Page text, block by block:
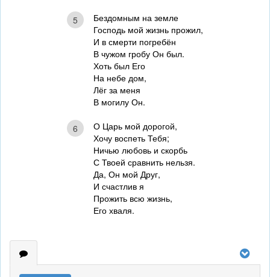
5
Бездомным на земле
Господь мой жизнь прожил,
И в смерти погребён
В чужом гробу Он был.
Хоть был Его
На небе дом,
Лёг за меня
В могилу Он.
6
О Царь мой дорогой,
Хочу воспеть Тебя;
Ничью любовь и скорбь
С Твоей сравнить нельзя.
Да, Он мой Друг,
И счастлив я
Прожить всю жизнь,
Его хваля.